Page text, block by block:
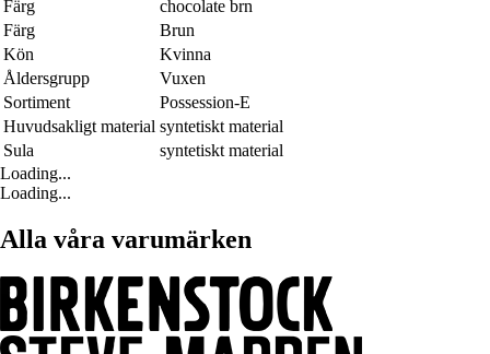
Färg
chocolate brn
Färg
Brun
Kön
Kvinna
Åldersgrupp
Vuxen
Sortiment
Possession-E
Huvudsakligt material syntetiskt material
Sula
syntetiskt material
Loading...
Loading...
Alla våra varumärken